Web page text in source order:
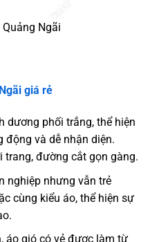
Ngãi
giá rẻ
dương phối trắng, thể hiện
động và dễ nhận diện.
trang, đường cắt gọn gàng.
nghiệp nhưng vẫn trẻ
cùng kiểu áo, thể hiện sự
áo gió có vẻ được làm từ